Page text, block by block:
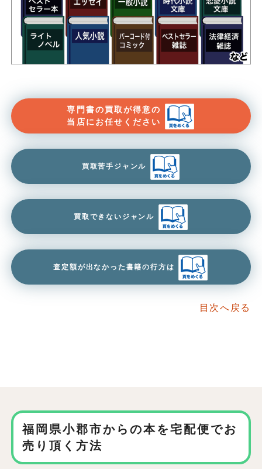
専門書の買取が得意の
当店にお任せください
買取苦手ジャンル
買取できないジャンル
査定額が出なかった書籍の行方は
目次へ戻る
福岡県小郡市からの本を宅配便でお
売り頂く方法